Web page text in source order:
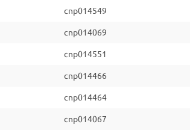
cnp014549
cnp014069
cnp014551
cnp014466
cnp014464
cnp014067